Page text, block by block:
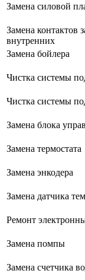
Замена силовой
Замена контактов
внутренних
Замена бойлера
Чистка системы
Чистка системы
Замена блока
Замена термостата
Замена энкодера
Замена датчика
Ремонт
Замена помпы
Замена счетчика